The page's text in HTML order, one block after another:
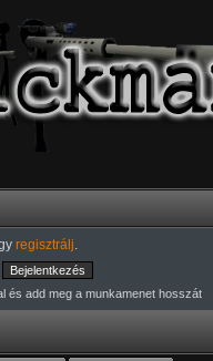
regisztrálj
és add meg a munkamenet hosszát